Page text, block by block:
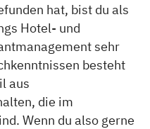
hat, bist du als
Hotel- und
sehr
besteht
aus
die im
Wenn du also gerne